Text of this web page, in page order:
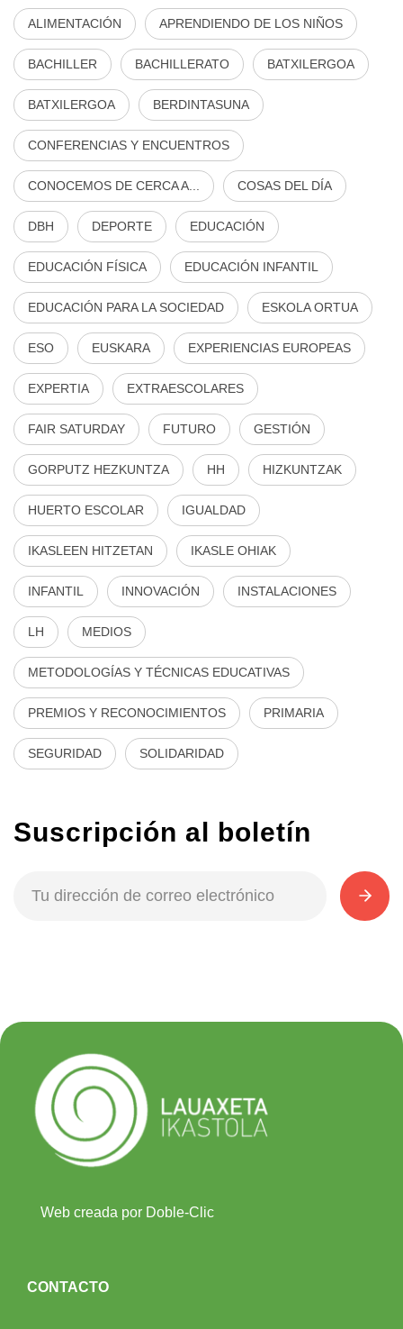
ALIMENTACIÓN APRENDIENDO DE LOS NIÑOS
BACHILLER BACHILLERATO BATXILERGOA
BATXILERGOA BERDINTASUNA
CONFERENCIAS Y ENCUENTROS
CONOCEMOS DE CERCA A... COSAS DEL DÍA
DBH DEPORTE EDUCACIÓN
EDUCACIÓN FÍSICA EDUCACIÓN INFANTIL
EDUCACIÓN PARA LA SOCIEDAD ESKOLA ORTUA
ESO EUSKARA EXPERIENCIAS EUROPEAS
EXPERTIA EXTRAESCOLARES
FAIR SATURDAY FUTURO GESTIÓN
GORPUTZ HEZKUNTZA HH HIZKUNTZAK
HUERTO ESCOLAR IGUALDAD
IKASLEEN HITZETAN IKASLE OHIAK
INFANTIL INNOVACIÓN INSTALACIONES
LH MEDIOS
METODOLOGÍAS Y TÉCNICAS EDUCATIVAS
PREMIOS Y RECONOCIMIENTOS PRIMARIA
SEGURIDAD SOLIDARIDAD
Suscripción al boletín
Web creada por Doble-Clic
CONTACTO